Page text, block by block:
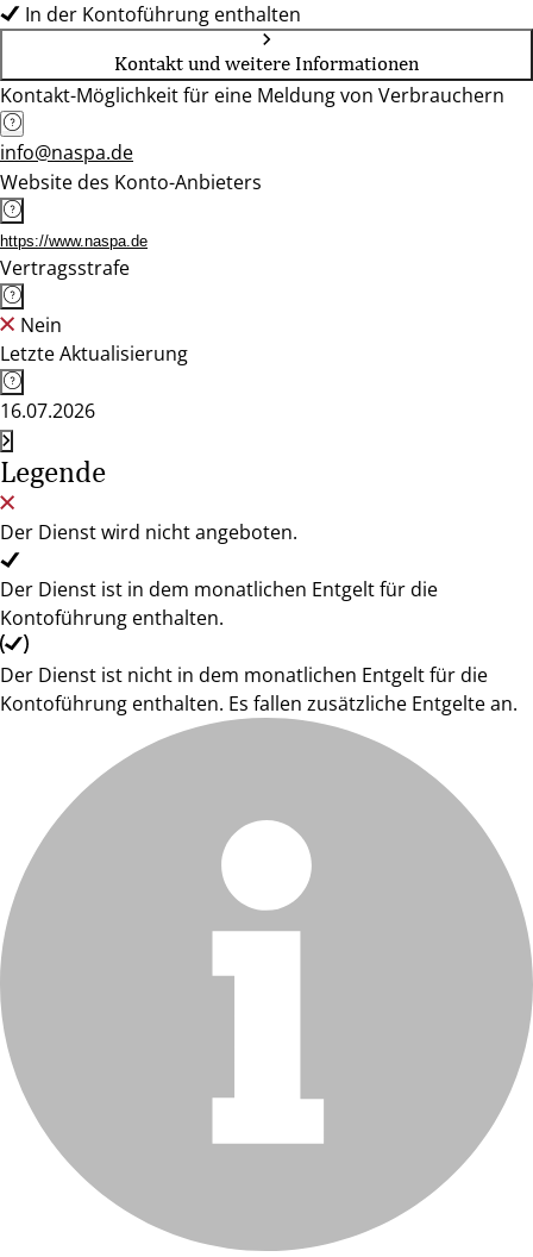
In der Kontoführung enthalten
Kontakt und weitere Informationen
Kontakt-Möglichkeit für eine Meldung von Verbrauchern
info@naspa.de
Website des Konto-Anbieters
https://www.naspa.de
Vertragsstrafe
Nein
Letzte Aktualisierung
16.07.2026
Legende
Der Dienst wird nicht angeboten.
Der Dienst ist in dem monatlichen Entgelt für die
Kontoführung enthalten.
Der Dienst ist nicht in dem monatlichen Entgelt für die
Kontoführung enthalten. Es fallen zusätzliche Entgelte an.